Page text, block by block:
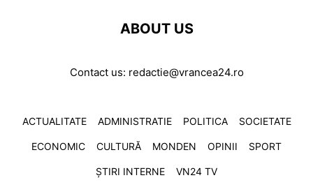
ABOUT US
Contact us: redactie@vrancea24.ro
ACTUALITATE ADMINISTRATIE POLITICA SOCIETATE
ECONOMIC CULTURĂ MONDEN OPINII SPORT
ȘTIRI INTERNE VN24 TV